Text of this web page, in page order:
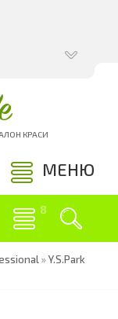
КРАСИ
МЕНЮ
»Y.S.Park